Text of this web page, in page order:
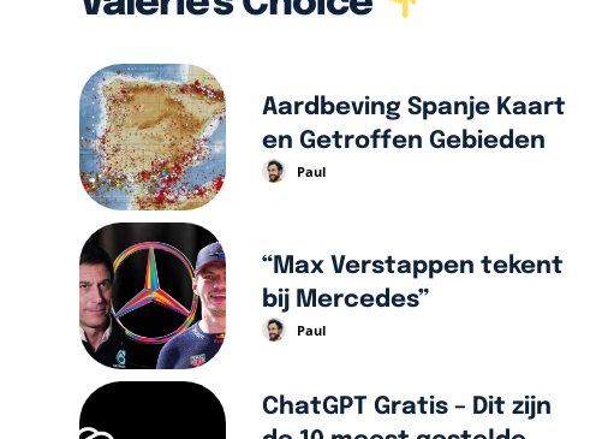
Aardbeving Spanje Kaart
en Getroffen Gebieden
Paul
“Max Verstappen tekent
bij Mercedes”
Paul
ChatGPT Gratis – Dit zijn